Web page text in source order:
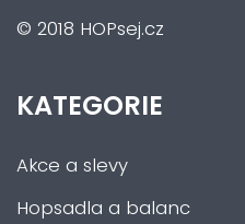
© 2018 HOPsej.cz
KATEGORIE
Akce a slevy
Hopsadla a balanc